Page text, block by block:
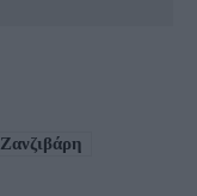
Ζανζιβάρη